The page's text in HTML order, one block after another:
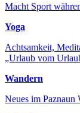
Macht Sport
Yoga
Achtsamkeit,
„Urlaub vom
Wandern
Neues im Paznaun